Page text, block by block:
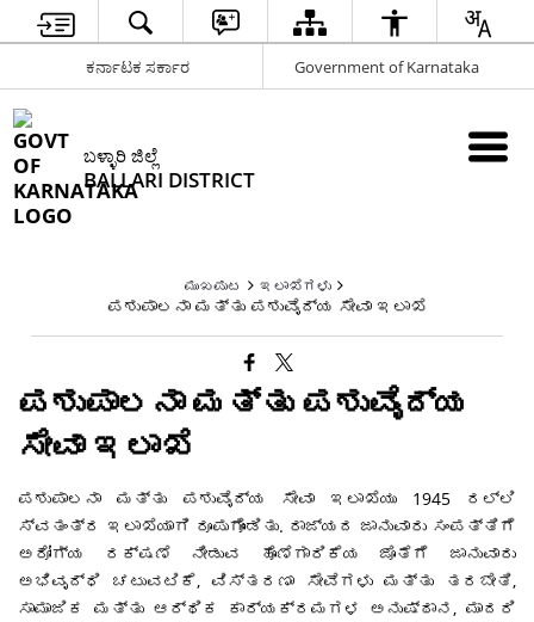
ಕರ್ನಾಟಕ ಸರ್ಕಾರ Government of Karnataka
ಬಳ್ಳಾರಿ ಜಿಲ್ಲೆ
BALLARI DISTRICT
ಮುಖಪುಟ ಇಲಾಖೆಗಳು
ಪಶುಪಾಲನಾ ಮತ್ತು ಪಶುವೈದ್ಯ ಸೇವಾ ಇಲಾಖೆ
ಪಶುಪಾಲನಾ ಮತ್ತು ಪಶುವೈದ್ಯ
ಸೇವಾ ಇಲಾಖೆ
ಪಶುಪಾಲನಾ ಮತ್ತು ಪಶುವೈದ್ಯ ಸೇವಾ ಇಲಾಖೆಯು 1945 ರಲ್ಲಿ
ಸ್ವತಂತ್ರ ಇಲಾಖೆಯಾಗಿ ರೂಪುಗೊಂಡಿತು. ರಾಜ್ಯದ ಜಾನುವಾರು ಸಂಪತ್ತಿಗೆ
ಅರೋಗ್ಯ ರಕ್ಷಣೆ ನೀಡುವ ಹೊಣೆಗಾರಿಕೆಯ ಜೊತೆಗೆ ಜಾನುವಾರು
ಅಭಿವೃದ್ಧಿ ಚಟುವಟಿಕೆ, ವಿಸ್ತರಣಾ ಸೇವೆಗಳು ಮತ್ತು ತರಬೇತಿ,
ಸಾಮಾಜಿಕ ಮತ್ತು ಆರ್ಥಿಕ ಕಾರ್ಯಕ್ರಮಗಳ ಅನುಷ್ಠಾನ, ಮಾದರಿ